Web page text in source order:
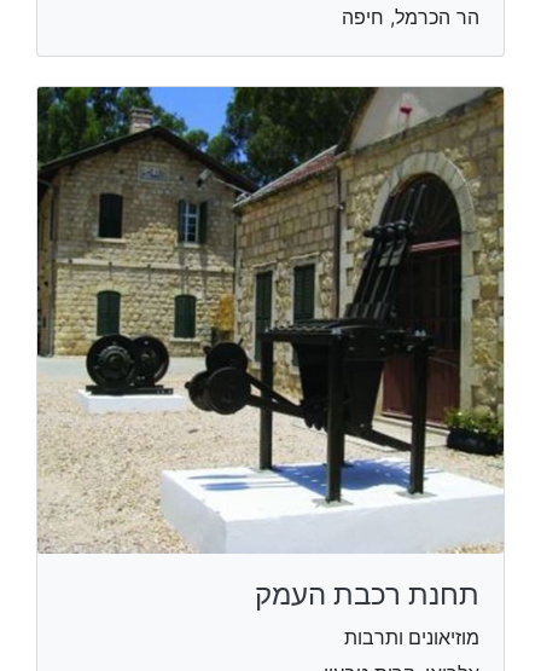
הר הכרמל, חיפה
תחנת רכבת העמק
מוזיאונים ותרבות